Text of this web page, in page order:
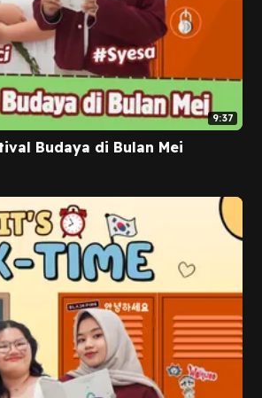
9:37
Budaya di Bulan Mei